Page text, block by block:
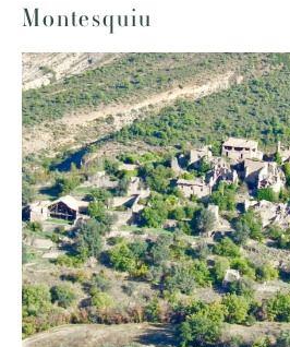
Montesquiu